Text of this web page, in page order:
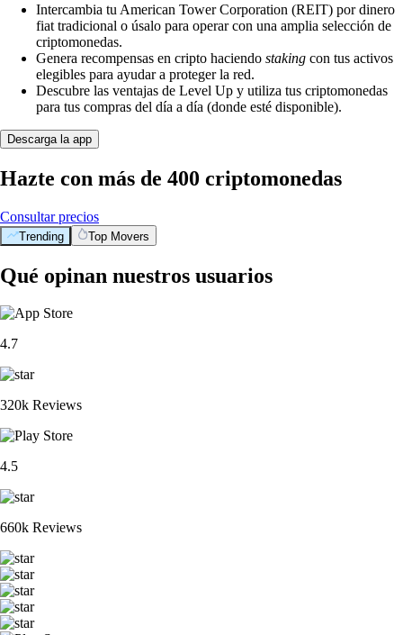
Intercambia tu American Tower Corporation (REIT) por dinero
fiat tradicional o úsalo para operar con una amplia selección de
criptomonedas.
Genera recompensas en cripto haciendo staking con tus activos
elegibles para ayudar a proteger la red.
Descubre las ventajas de Level Up y utiliza tus criptomonedas
para tus compras del día a día (donde esté disponible).
Descarga la app
Hazte con más de 400 criptomonedas
Consultar precios
Trending Top Movers
Qué opinan nuestros usuarios
4.7
320k Reviews
4.5
660k Reviews